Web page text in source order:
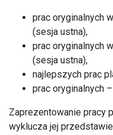
prac oryginalnych
(sesja ustna),
prac oryginalnych
(sesja ustna),
najlepszych prac
prac oryginalnych
Zaprezentowanie pracy
wyklucza jej